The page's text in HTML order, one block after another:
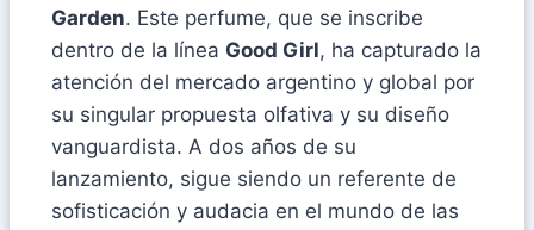
Garden. Este perfume, que se inscribe
dentro de la línea Good Girl, ha capturado la
atención del mercado argentino y global por
su singular propuesta olfativa y su diseño
vanguardista. A dos años de su
lanzamiento, sigue siendo un referente de
sofisticación y audacia en el mundo de las